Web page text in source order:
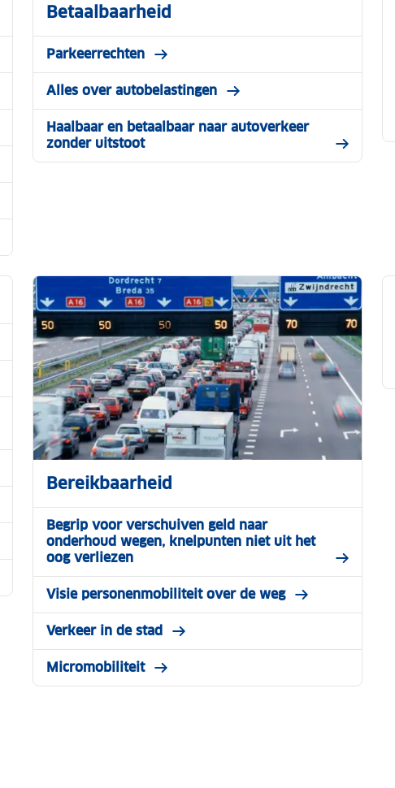
Betaalbaarheid
Parkeerrechten
Alles over autobelastingen
Haalbaar en betaalbaar naar autoverkeer
zonder uitstoot
Bereikbaarheid
Begrip voor verschuiven geld naar
onderhoud wegen, knelpunten niet uit het
oog verliezen
Visie personenmobiliteit over de weg
Verkeer in de stad
Micromobiliteit